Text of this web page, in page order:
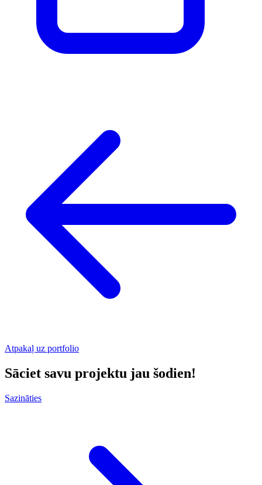
Atpakaļ uz portfolio
Sāciet savu projektu jau šodien!
Sazināties